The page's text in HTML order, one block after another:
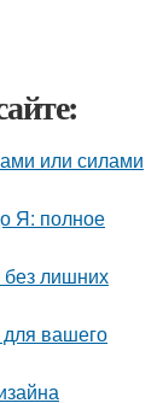
или силами
Я: полное
лишних
вашего